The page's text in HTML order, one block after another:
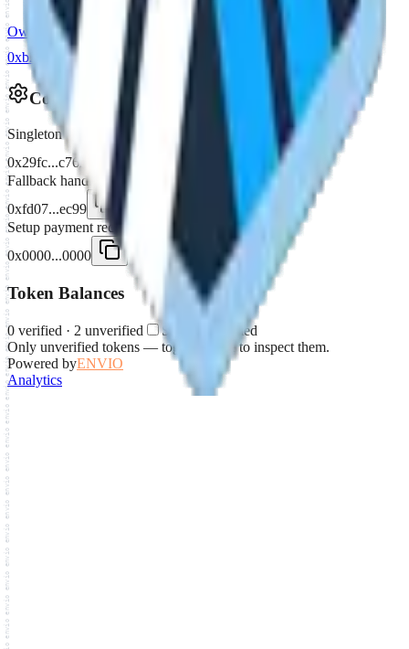
Owner
1
0xb2e5...38bf
Configuration
Singleton
0x29fc...c762
Fallback handler
0xfd07...ec99
Setup payment receiver
0x0000...0000
Token Balances
0 verified · 2 unverified
Show unverified
Only unverified tokens — toggle above to inspect them.
Powered byENVIO
Analytics